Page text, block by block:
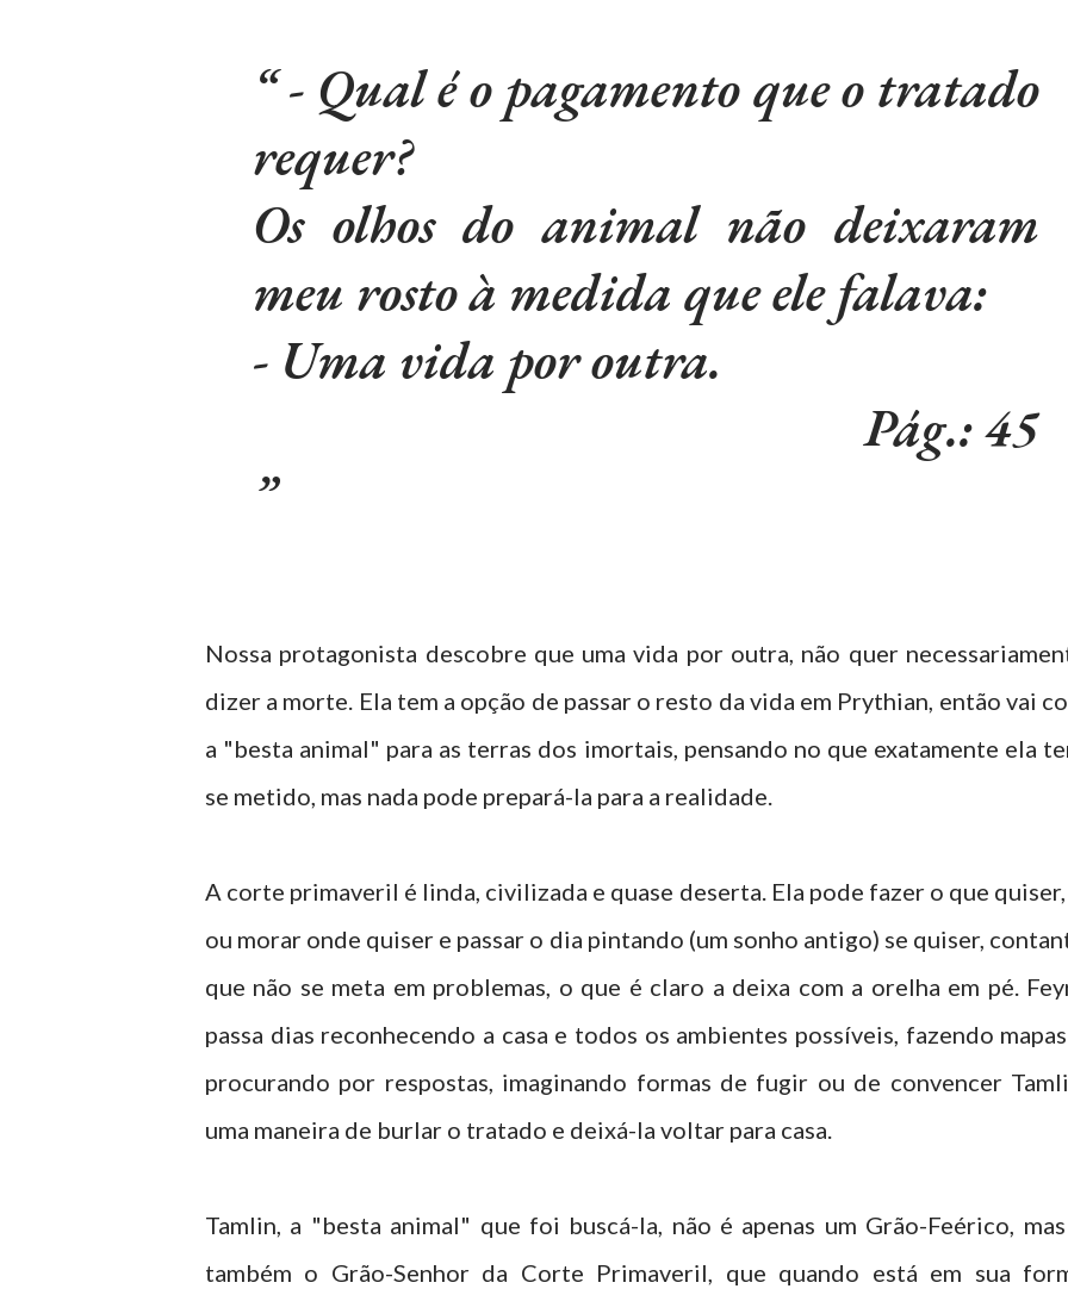
- Qual é o pagamento que o tratado
requer?
Os olhos do animal não deixaram
meu rosto à medida que ele falava:
- Uma vida por outra.
Pág.: 45
Nossa protagonista descobre que uma vida por outra, não quer
dizer a morte. Ela tem a opção de passar o resto da vida em Prythian, então vai
a "besta animal" para as terras dos imortais, pensando no que exatamente ela
se metido, mas nada pode prepará-la para a realidade.
A corte primaveril é linda, civilizada e quase deserta. Ela pode fazer o que
ou morar onde quiser e passar o dia pintando (um sonho antigo) se quiser,
que não se meta em problemas, o que é claro a deixa com a orelha em pé.
passa dias reconhecendo a casa e todos os ambientes possíveis, fazendo
procurando por respostas, imaginando formas de fugir ou de convencer
uma maneira de burlar o tratado e deixá-la voltar para casa.
Tamlin, a "besta animal" que foi buscá-la, não é apenas um Grão-Feérico,
também o Grão-Senhor da Corte Primaveril, que quando está em sua